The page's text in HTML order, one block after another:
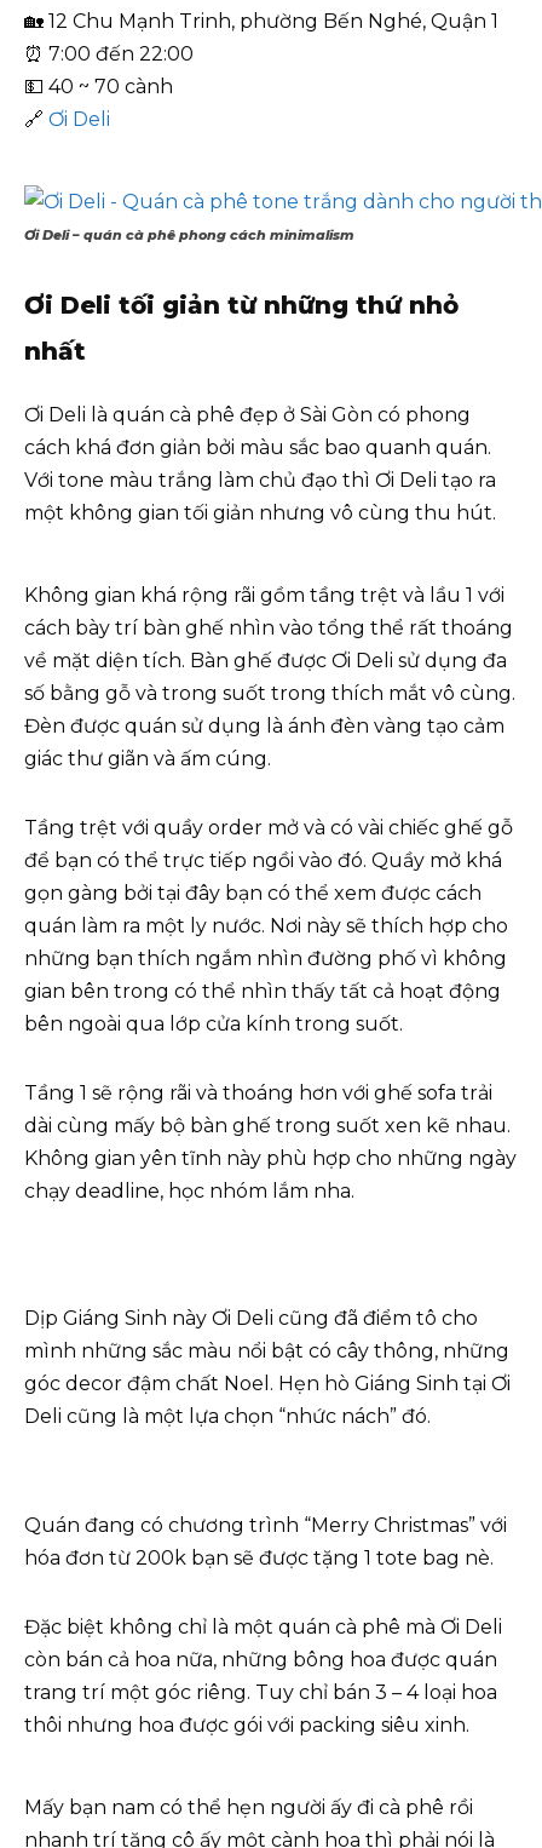
🏡 12 Chu Mạnh Trinh, phường Bến Nghé, Quận 1
⏰ 7:00 đến 22:00
💵 40 ~ 70 cành
🔗 Ơi Deli
Ơi Deli – quán cà phê phong cách minimalism
Ơi Deli tối giản từ những thứ nhỏ
nhất
Ơi Deli là quán cà phê đẹp ở Sài Gòn có phong
cách khá đơn giản bởi màu sắc bao quanh quán.
Với tone màu trắng làm chủ đạo thì Ơi Deli tạo ra
một không gian tối giản nhưng vô cùng thu hút.
Không gian khá rộng rãi gồm tầng trệt và lầu 1 với
cách bày trí bàn ghế nhìn vào tổng thể rất thoáng
về mặt diện tích. Bàn ghế được Ơi Deli sử dụng đa
số bằng gỗ và trong suốt trong thích mắt vô cùng.
Đèn được quán sử dụng là ánh đèn vàng tạo cảm
giác thư giãn và ấm cúng.
Tầng trệt với quầy order mở và có vài chiếc ghế gỗ
để bạn có thể trực tiếp ngồi vào đó. Quầy mở khá
gọn gàng bởi tại đây bạn có thể xem được cách
quán làm ra một ly nước. Nơi này sẽ thích hợp cho
những bạn thích ngắm nhìn đường phố vì không
gian bên trong có thể nhìn thấy tất cả hoạt động
bên ngoài qua lớp cửa kính trong suốt.
Tầng 1 sẽ rộng rãi và thoáng hơn với ghế sofa trải
dài cùng mấy bộ bàn ghế trong suốt xen kẽ nhau.
Không gian yên tĩnh này phù hợp cho những ngày
chạy deadline, học nhóm lắm nha.
Dịp Giáng Sinh này Ơi Deli cũng đã điểm tô cho
mình những sắc màu nổi bật có cây thông, những
góc decor đậm chất Noel. Hẹn hò Giáng Sinh tại Ơi
Deli cũng là một lựa chọn “nhức nách” đó.
Quán đang có chương trình “Merry Christmas” với
hóa đơn từ 200k bạn sẽ được tặng 1 tote bag nè.
Đặc biệt không chỉ là một quán cà phê mà Ơi Deli
còn bán cả hoa nữa, những bông hoa được quán
trang trí một góc riêng. Tuy chỉ bán 3 – 4 loại hoa
thôi nhưng hoa được gói với packing siêu xinh.
Mấy bạn nam có thể hẹn người ấy đi cà phê rồi
nhanh trí tặng cô ấy một cành hoa thì phải nói là